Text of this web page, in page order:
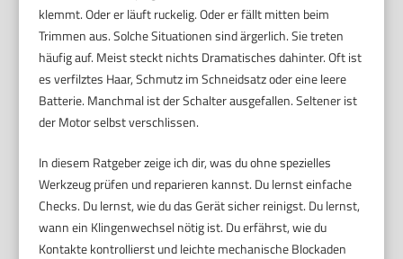
klemmt. Oder er läuft ruckelig. Oder er fällt mitten beim
Trimmen aus. Solche Situationen sind ärgerlich. Sie treten
häufig auf. Meist steckt nichts Dramatisches dahinter. Oft ist
es verfilztes Haar, Schmutz im Schneidsatz oder eine leere
Batterie. Manchmal ist der Schalter ausgefallen. Seltener ist
der Motor selbst verschlissen.
In diesem Ratgeber zeige ich dir, was du ohne spezielles
Werkzeug prüfen und reparieren kannst. Du lernst einfache
Checks. Du lernst, wie du das Gerät sicher reinigst. Du lernst,
wann ein Klingenwechsel nötig ist. Du erfährst, wie du
Kontakte kontrollierst und leichte mechanische Blockaden